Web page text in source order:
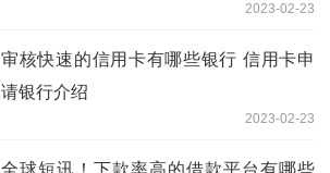
2023-02-23
审核快速的信用卡有哪些银行 信用卡申
请银行介绍
2023-02-23